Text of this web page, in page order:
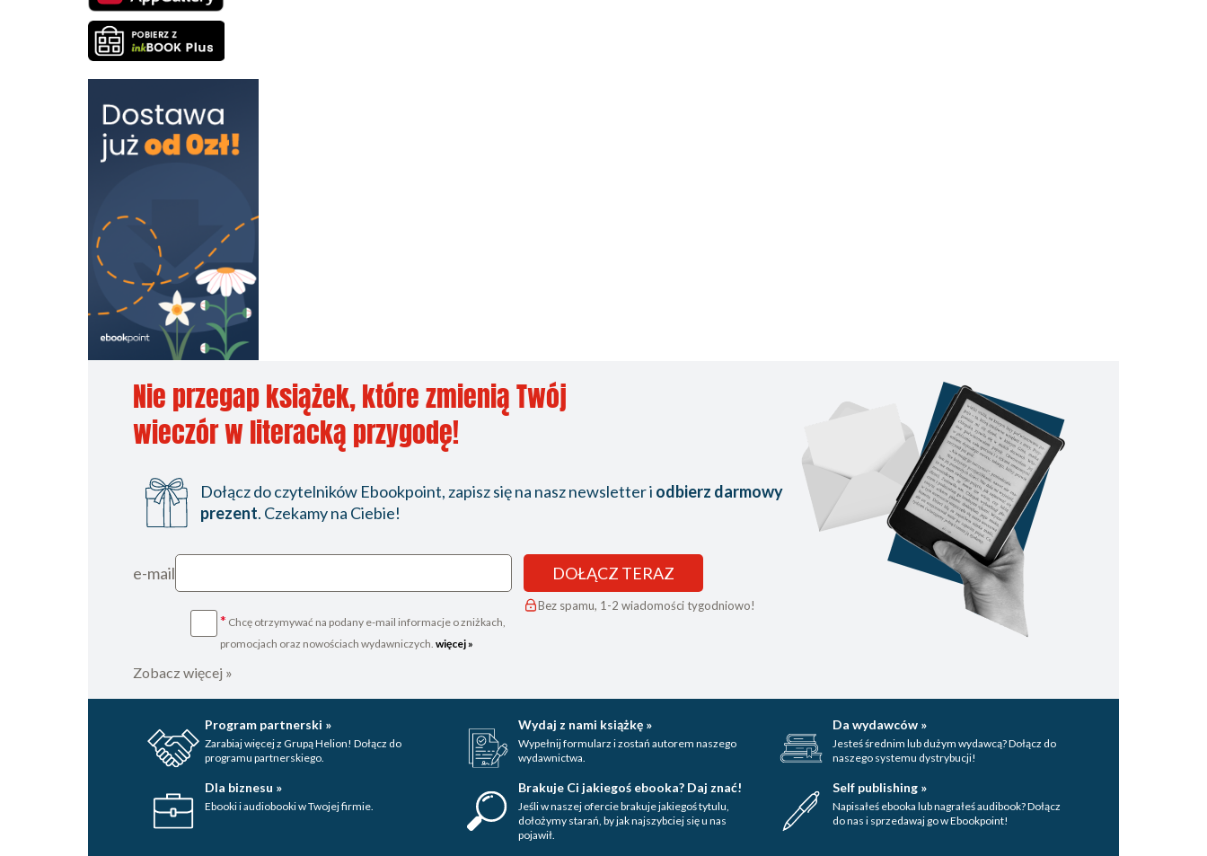
Nie przegap książek, które zmienią Twój
wieczór w literacką przygodę!
Dołącz do czytelników Ebookpoint, zapisz się na nasz newsletter i odbierz darmowy
prezent. Czekamy na Ciebie!
e-mail
* Chcę otrzymywać na podany e-mail informacje o zniżkach,
promocjach oraz nowościach wydawniczych. więcej »
DOŁĄCZ TERAZ
Bez spamu, 1-2 wiadomości tygodniowo!
Zobacz więcej »
Program partnerski »
Zarabiaj więcej z Grupą Helion! Dołącz do
programu partnerskiego.
Wydaj z nami książkę »
Wypełnij formularz i zostań autorem naszego
wydawnictwa.
Da wydawców »
Jesteś średnim lub dużym wydawcą? Dołącz do
naszego systemu dystrybucji!
Dla biznesu »
Ebooki i audiobooki w Twojej firmie.
Brakuje Ci jakiegoś ebooka? Daj znać!
Jeśli w naszej ofercie brakuje jakiegoś tytulu,
dołożymy starań, by jak najszybciej się u nas
pojawił.
Self publishing »
Napisałeś ebooka lub nagrałeś audibook? Dołącz
do nas i sprzedawaj go w Ebookpoint!